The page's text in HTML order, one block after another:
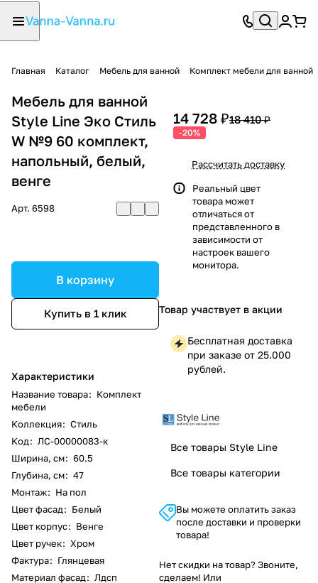
Главная Каталог Мебель для ванной Комплект мебели для ванной
Мебель для ванной
Style Line Эко Стиль
W №9 60 комплект,
напольный, белый,
венге
Арт. 6598
В корзину
Купить в 1 клик
Характеристики
Название товара: Комплект
мебели
Коллекция: Стиль
Код: ЛС-00000083-к
Ширина, см: 60.5
Глубина, см: 47
Монтаж: На пол
Цвет фасад: Белый
Цвет корпус: Венге
Цвет ручек: Хром
Фактура: Глянцевая
Материал фасад: Лдсп
14 728 ₽18 410 ₽
-20%
Рассчитать доставку
Реальный цвет
товара может
отличаться от
представленного в
зависимости от
настроек вашего
монитора.
Товар участвует в акции
Бесплатная доставка
при заказе от 25.000
рублей.
Все товары Style Line
Все товары категории
Вы можете оплатить заказ
после доставки и проверки
товара!
Нет скидки на товар? Звоните,
сделаем! Или